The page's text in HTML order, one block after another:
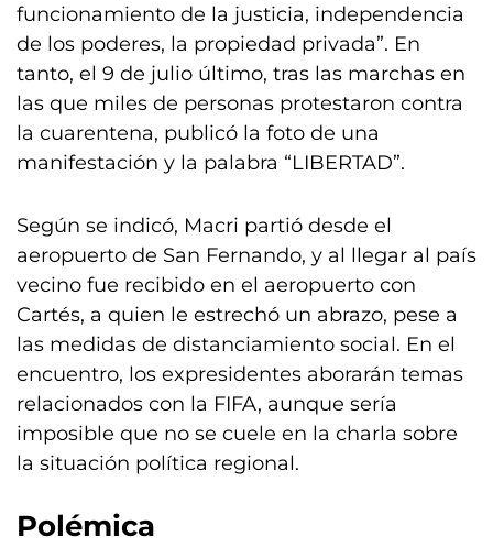
funcionamiento de la justicia, independencia
de los poderes, la propiedad privada”. En
tanto, el 9 de julio último, tras las marchas en
las que miles de personas protestaron contra
la cuarentena, publicó la foto de una
manifestación y la palabra “LIBERTAD”.
Según se indicó, Macri partió desde el
aeropuerto de San Fernando, y al llegar al país
vecino fue recibido en el aeropuerto con
Cartés, a quien le estrechó un abrazo, pese a
las medidas de distanciamiento social. En el
encuentro, los expresidentes aborarán temas
relacionados con la FIFA, aunque sería
imposible que no se cuele en la charla sobre
la situación política regional.
Polémica